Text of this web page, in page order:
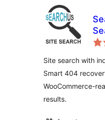
Site search with
Smart 404
WooCommerce-
results.